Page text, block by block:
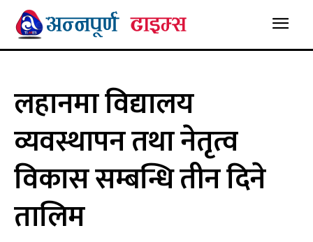
लहानमा विद्यालय
व्यवस्थापन तथा नेतृत्व
विकास सम्बन्धि तीन दिने
तालिम